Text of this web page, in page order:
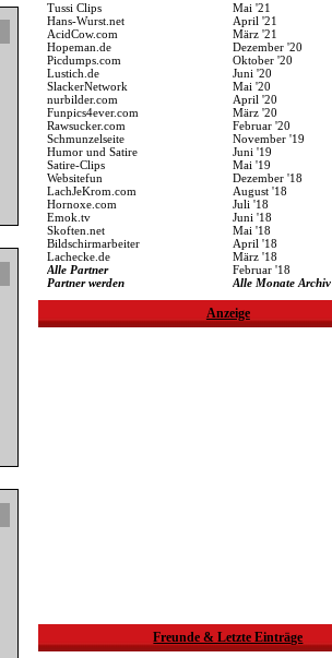
Tussi Clips
Hans-Wurst.net
AcidCow.com
Hopeman.de
Picdumps.com
Lustich.de
SlackerNetwork
nurbilder.com
Funpics4ever.com
Rawsucker.com
Schmunzelseite
Humor und Satire
Satire-Clips
Websitefun
LachJeKrom.com
Hornoxe.com
Emok.tv
Skoften.net
Bildschirmarbeiter
Lachecke.de
Alle Partner
Partner werden
Mai '21
April '21
März '21
Dezember '20
Oktober '20
Juni '20
Mai '20
April '20
März '20
Februar '20
November '19
Juni '19
Mai '19
Dezember '18
August '18
Juli '18
Juni '18
Mai '18
April '18
März '18
Februar '18
Alle Monate Archiv
Anzeige
Freunde & Letzte Einträge